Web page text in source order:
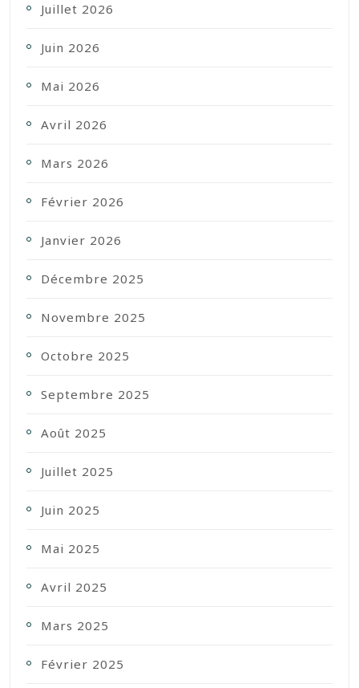
Juillet 2026
Juin 2026
Mai 2026
Avril 2026
Mars 2026
Février 2026
Janvier 2026
Décembre 2025
Novembre 2025
Octobre 2025
Septembre 2025
Août 2025
Juillet 2025
Juin 2025
Mai 2025
Avril 2025
Mars 2025
Février 2025